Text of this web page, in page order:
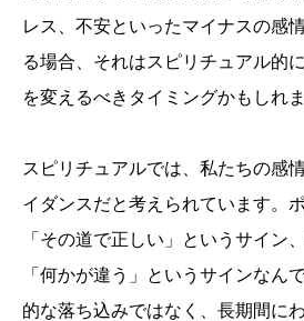
レス、不安といったマイナスの感
る場合、それはスピリチュアル的
を変えるべきタイミングかもしれ
スピリチュアルでは、私たちの感
イダンスだと考えられています。
「その道で正しい」というサイン
「何かが違う」というサインなん
的な落ち込みではなく、長期間に